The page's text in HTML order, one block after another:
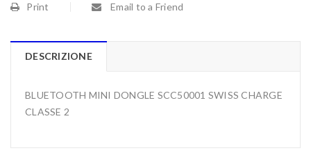
Print Email to a Friend
DESCRIZIONE
BLUETOOTH MINI DONGLE SCC50001 SWISS CHARGE
CLASSE 2